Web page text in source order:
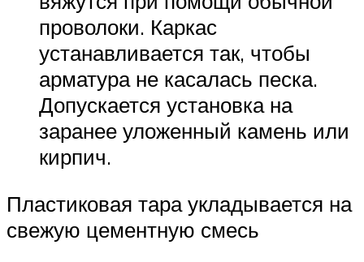
проволоки. Каркас
устанавливается так, чтобы
арматура не касалась песка.
Допускается установка на
заранее уложенный камень или
кирпич.
Пластиковая тара укладывается на
свежую цементную смесь